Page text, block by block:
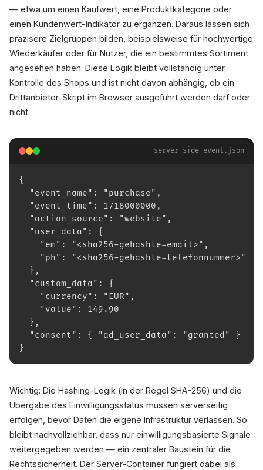
— etwa um einen Kaufwert, eine Produktkategorie oder
einen Kundenwert-Indikator zu ergänzen. Daraus lassen sich
präzisere Zielgruppen bilden, beispielsweise für hochwertige
Wiederkäufer oder für Nutzer, die ein bestimmtes Sortiment
angesehen haben. Diese Logik bleibt vollständig unter
Kontrolle des Shops und ist nicht davon abhängig, ob ein
Drittanbieter-Skript im Browser ausgeführt werden darf oder
nicht.
server-side-event.json
{
"event_name": "purchase",
"event_time": 1718000000,
"action_source": "website",
"user_data": {
"em": "<sha256-gehashte-email>",
"ph": "<sha256-gehashte-telefonnummer>"
},
"custom_data": {
"currency": "EUR",
"value": 149.90
},
"consent": { "ad_user_data": "granted" }
}
Wichtig: Die Hashing-Logik (in der Regel SHA-256) und die
Übergabe des Einwilligungsstatus müssen serverseitig
erfolgen, bevor Daten die eigene Infrastruktur verlassen. So
bleibt nachvollziehbar, dass nur einwilligungsbasierte Signale
weitergegeben werden — ein zentraler Baustein für die
Rechtssicherheit. Der Server-Container fungiert dabei als